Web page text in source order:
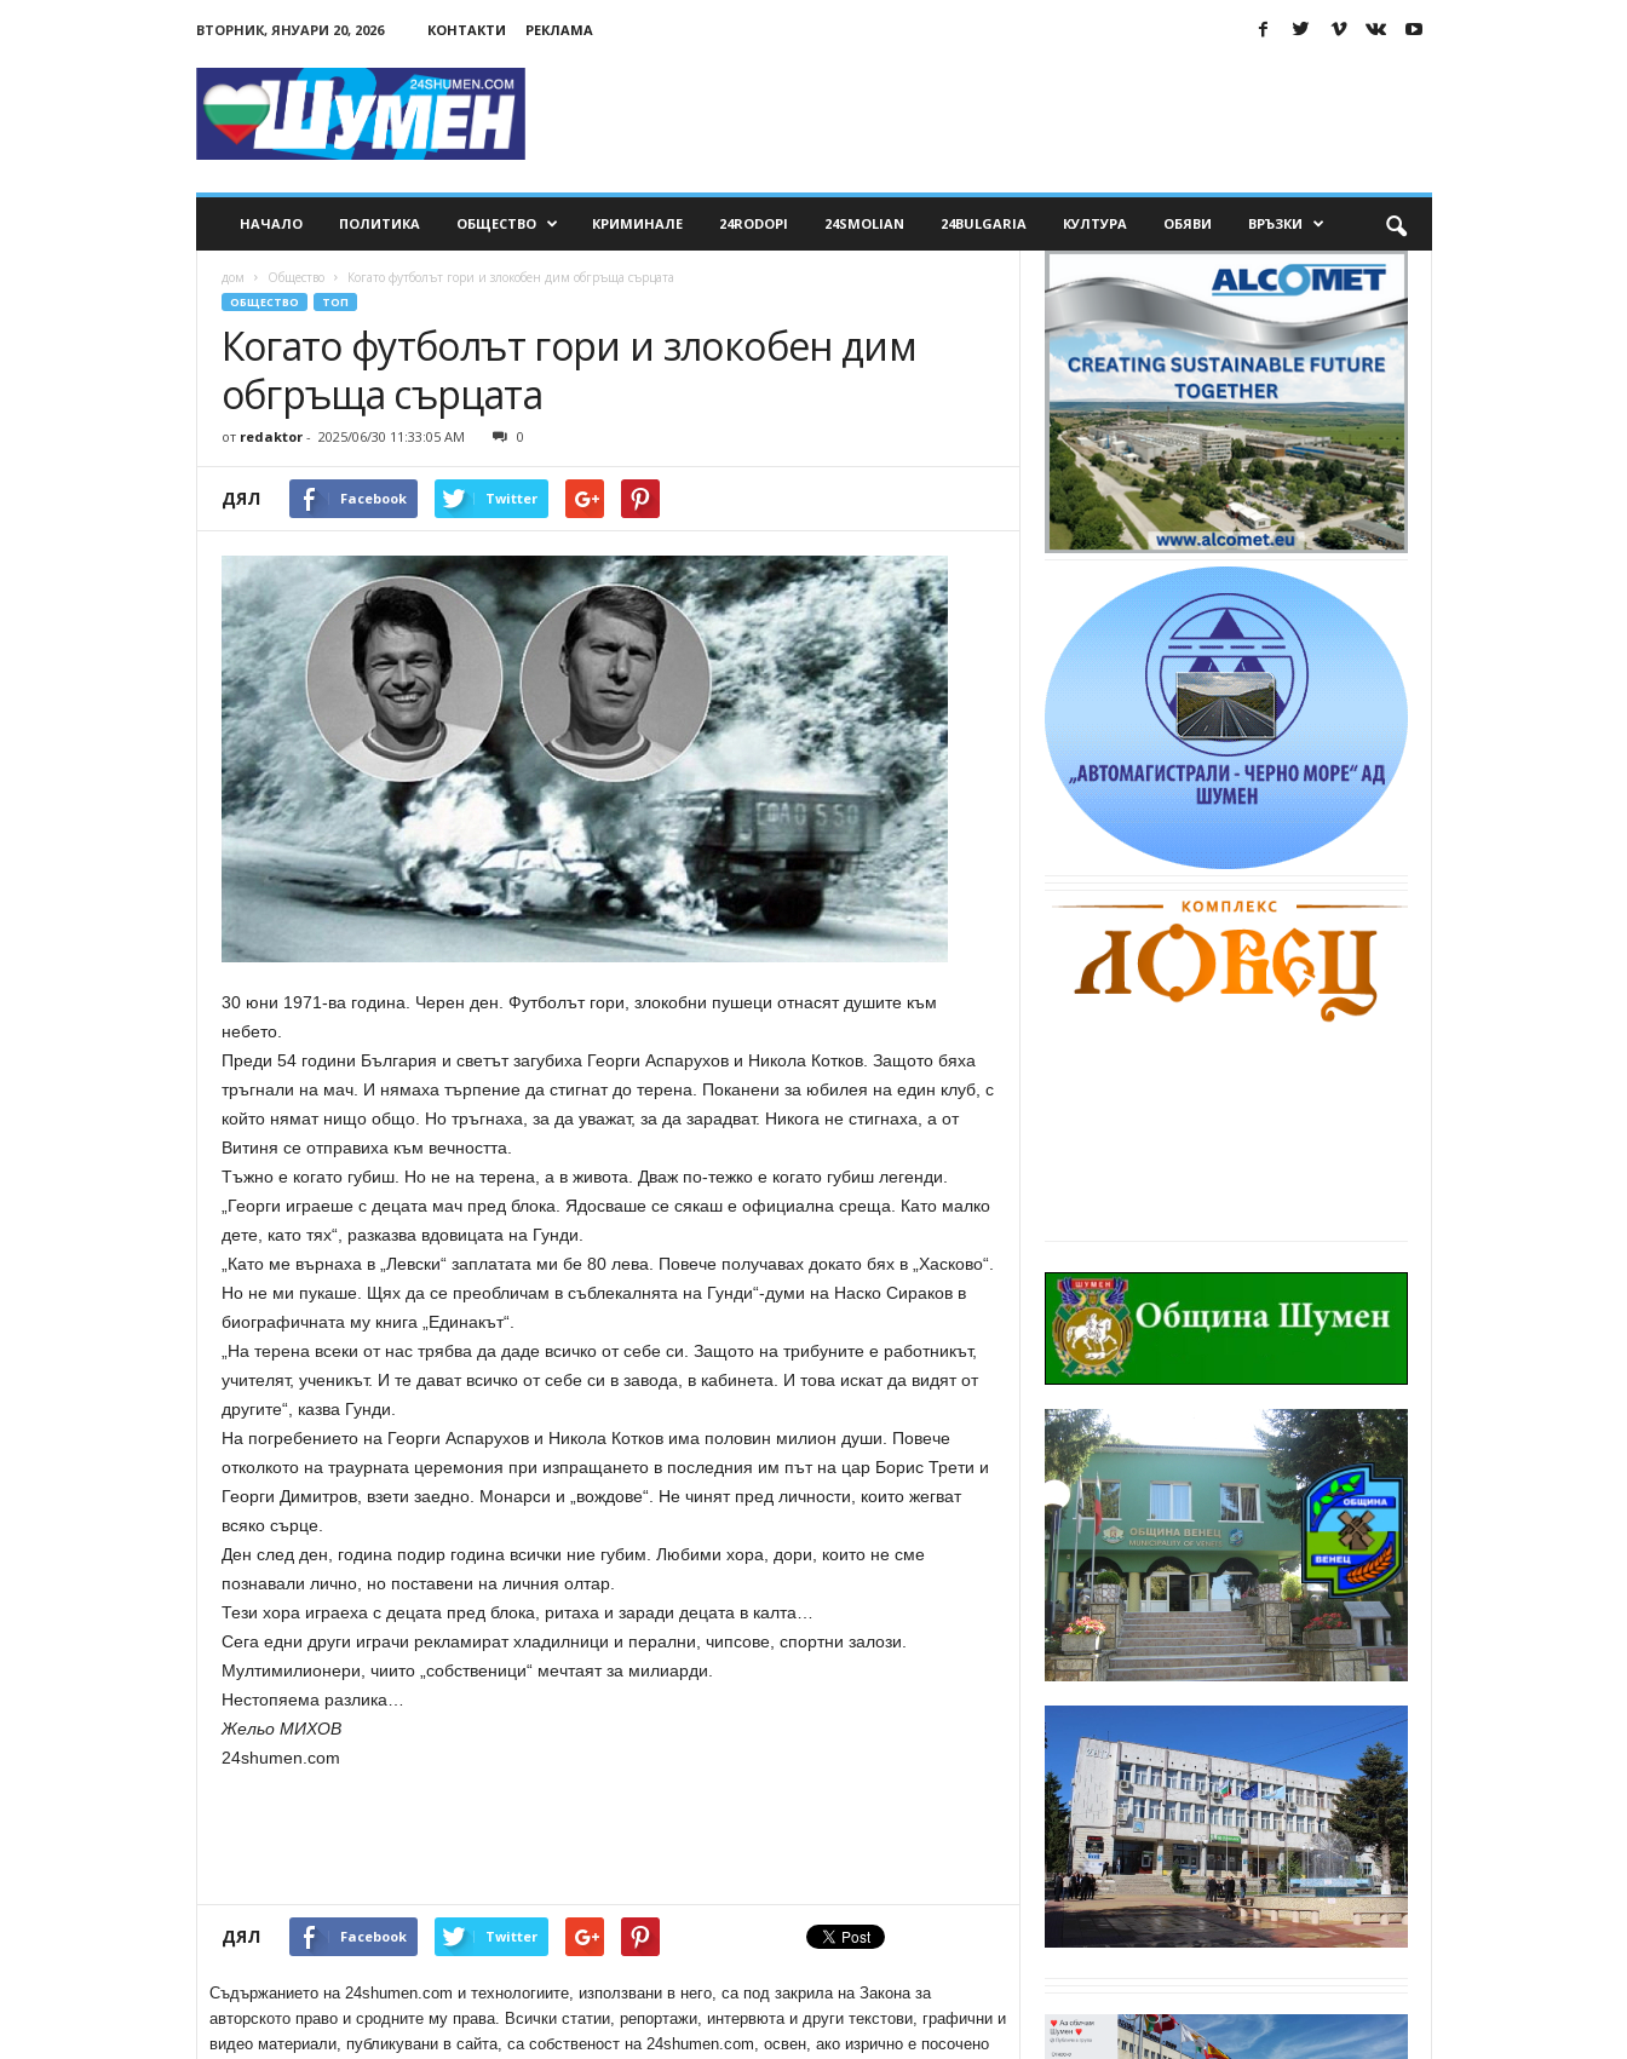
ВТОРНИК, ЯНУАРИ 20, 2026 КОНТАКТИ РЕКЛАМА
НАЧАЛО ПОЛИТИКА ОБЩЕСТВО КРИМИНАЛЕ 24RODOPI 24SMOLIAN 24BULGARIA КУЛТУРА ОБЯВИ ВРЪЗКИ
дом Общество Когато футболът гори и злокобен дим обгръща сърцата
ОБЩЕСТВО ТОП
Когато футболът гори и злокобен дим
обгръща сърцата
от redaktor- 2025/06/30 11:33:05 AM 0
ДЯЛ Facebook Twitter
30 юни 1971-ва година. Черен ден. Футболът гори, злокобни пушеци отнасят душите към
небето.
Преди 54 години България и светът загубиха Георги Аспарухов и Никола Котков. Защото бяха
тръгнали на мач. И нямаха търпение да стигнат до терена. Поканени за юбилея на един клуб, с
който нямат нищо общо. Но тръгнаха, за да уважат, за да зарадват. Никога не стигнаха, а от
Витиня се отправиха към вечността.
Тъжно е когато губиш. Но не на терена, а в живота. Дваж по-тежко е когато губиш легенди.
„Георги играеше с децата мач пред блока. Ядосваше се сякаш е официална среща. Като малко
дете, като тях“, разказва вдовицата на Гунди.
„Като ме върнаха в „Левски“ заплатата ми бе 80 лева. Повече получавах докато бях в „Хасково“.
Но не ми пукаше. Щях да се преобличам в съблекалнята на Гунди“-думи на Наско Сираков в
биографичната му книга „Единакът“.
„На терена всеки от нас трябва да даде всичко от себе си. Защото на трибуните е работникът,
учителят, ученикът. И те дават всичко от себе си в завода, в кабинета. И това искат да видят от
другите“, казва Гунди.
На погребението на Георги Аспарухов и Никола Котков има половин милион души. Повече
отколкото на траурната церемония при изпращането в последния им път на цар Борис Трети и
Георги Димитров, взети заедно. Монарси и „вождове“. Не чинят пред личности, които жегват
всяко сърце.
Ден след ден, година подир година всички ние губим. Любими хора, дори, които не сме
познавали лично, но поставени на личния олтар.
Тези хора играеха с децата пред блока, ритаха и заради децата в калта…
Сега едни други играчи рекламират хладилници и перални, чипсове, спортни залози.
Мултимилионери, чиито „собственици“ мечтаят за милиарди.
Нестопяема разлика…
Жельо МИХОВ
24shumen.com
ДЯЛ Facebook Twitter
Съдържанието на 24shumen.com и технологиите, използвани в него, са под закрила на Закона за
авторското право и сродните му права. Всички статии, репортажи, интервюта и други текстови, графични и
видео материали, публикувани в сайта, са собственост на 24shumen.com, освен, ако изрично е посочено